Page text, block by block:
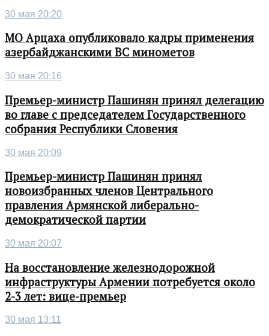
30 мая 20:20
МО Арцаха опубликовало кадры применения
азербайджанскими ВС минометов
30 мая 20:16
Премьер-министр Пашинян принял делегацию
во главе с председателем Государственного
собрания Республики Словения
30 мая 20:09
Премьер-министр Пашинян принял
новоизбранных членов Центрального
правления Армянской либерально-
демократической партии
30 мая 20:07
На восстановление железнодорожной
инфраструктуры Армении потребуется около
2-3 лет: вице-премьер
30 мая 13:11